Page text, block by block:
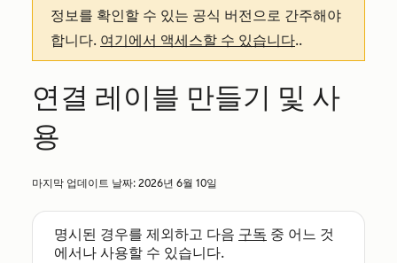
정보를 확인할 수 있는 공식 버전으로 간주해야
합니다. 여기에서 액세스할 수 있습니다..
연결 레이블 만들기 및 사
용
마지막 업데이트 날짜: 2026년 6월 10일
명시된 경우를 제외하고 다음 구독 중 어느 것
에서나 사용할 수 있습니다.